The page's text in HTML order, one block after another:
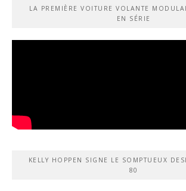
LA PREMIÈRE VOITURE VOLANTE
EN SÉRIE
KELLY HOPPEN SIGNE LE SOMPTUEUX
80